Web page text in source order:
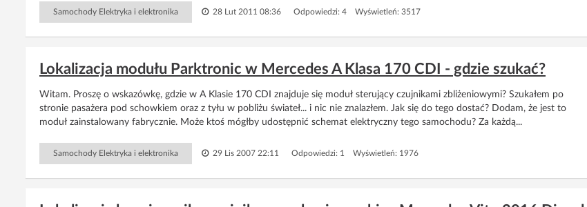
Samochody Elektryka i elektronika 28 Lut 2011 08:36 Odpowiedzi: 4 Wyświetleń: 3517
Lokalizacja modułu Parktronic w Mercedes A Klasa 170 CDI - gdzie szukać?
Witam. Proszę o wskazówkę, gdzie w A Klasie 170 CDI znajduje się moduł sterujący czujnikami zbliżeniowymi? Szukałem po
stronie pasażera pod schowkiem oraz z tyłu w pobliżu świateł... i nic nie znalazłem. Jak się do tego dostać? Dodam, że jest to
moduł zainstalowany fabrycznie. Może ktoś mógłby udostępnić schemat elektryczny tego samochodu? Za każdą...
Samochody Elektryka i elektronika 29 Lis 2007 22:11 Odpowiedzi: 1 Wyświetleń: 1976